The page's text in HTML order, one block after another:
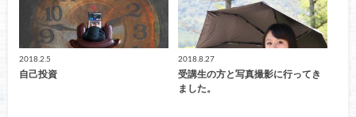
2018.2.5
自己投資
2018.8.27
受講生の方と写真撮影に行ってき
ました。